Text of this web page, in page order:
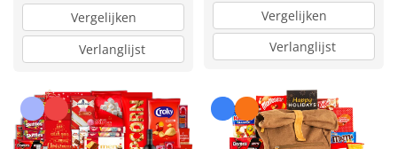
Vergelijken
Verlanglijst
Vergelijken
Verlanglijst